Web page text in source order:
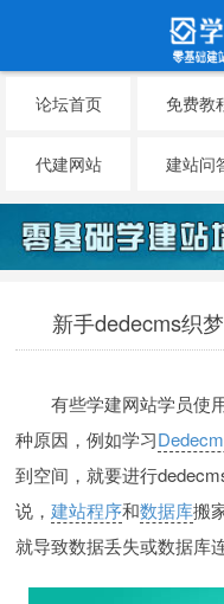
论坛首页 免费教
代建网站 建站问
新手dedecms织
有些学建网站学员使
种原因，例如学习
到空间，就要进行
说，建站程序和数据库搬
就导致数据丢失或数据库连